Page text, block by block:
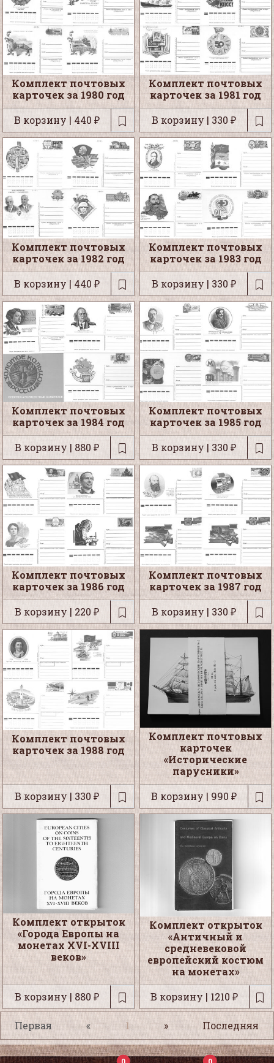
Комплект почтовых
карточек за 1980 год
В корзину | 440 ₽
Комплект почтовых
карточек за 1981 год
В корзину | 330 ₽
Комплект почтовых
карточек за 1982 год
В корзину | 440 ₽
Комплект почтовых
карточек за 1983 год
В корзину | 330 ₽
Комплект почтовых
карточек за 1984 год
В корзину | 880 ₽
Комплект почтовых
карточек за 1985 год
В корзину | 330 ₽
Комплект почтовых
карточек за 1986 год
В корзину | 220 ₽
Комплект почтовых
карточек за 1987 год
В корзину | 330 ₽
Комплект почтовых
карточек за 1988 год
В корзину | 330 ₽
Комплект почтовых
карточек
«Исторические
парусники»
В корзину | 990 ₽
Комплект открыток
«Города Европы на
монетах XVI-XVIII
веков»
В корзину | 880 ₽
Комплект открыток
«Античный и
средневековой
европейский костюм
на монетах»
В корзину | 1210 ₽
Первая « 1 » Последняя